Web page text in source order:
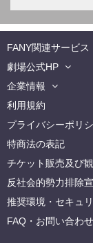
FANY関連サービス
劇場公式HP
企業情報
利用規約
プライバシーポリ
特商法の表記
チケット販売及び
反社会的勢力排除
推奨環境・セキュ
FAQ・お問い合わせ